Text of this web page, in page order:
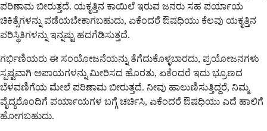
ಪರಿಣಾಮ ಬೀರುತ್ತದೆ. ಯಕೃತ್ತಿನ ಕಾಯಿಲೆ ಇರುವ ಜನರು ಸಹ ಪರ್ಯಾಯ
ಚಿಕಿತ್ಸೆಗಳನ್ನು ಪಡೆಯಬೇಕಾಗಬಹುದು, ಏಕೆಂದರೆ ಔಷಧಿಯು ಕೆಲವು ಯಕೃತ್ತಿನ
ಪರಿಸ್ಥಿತಿಗಳನ್ನು ಇನ್ನಷ್ಟು ಹದಗೆಡಿಸುತ್ತದೆ.
ಗರ್ಭಿಣಿಯರು ಈ ಸಂಯೋಜನೆಯನ್ನು ತೆಗೆದುಕೊಳ್ಳಬಾರದು, ಪ್ರಯೋಜನಗಳು
ಸ್ಪಷ್ಟವಾಗಿ ಅಪಾಯಗಳನ್ನು ಮೀರಿಸದ ಹೊರತು, ಏಕೆಂದರೆ ಇದು ಭ್ರೂಣದ
ಬೆಳವಣಿಗೆಯ ಮೇಲೆ ಪರಿಣಾಮ ಬೀರುತ್ತದೆ. ನೀವು ಹಾಲುಣಿಸುತ್ತಿದ್ದರೆ, ನಿಮ್ಮ
ವೈದ್ಯರೊಂದಿಗೆ ಪರ್ಯಾಯಗಳ ಬಗ್ಗೆ ಚರ್ಚಿಸಿ, ಏಕೆಂದರೆ ಔಷಧಿಯು ಎದೆ ಹಾಲಿಗೆ
ಹೋಗಬಹುದು.